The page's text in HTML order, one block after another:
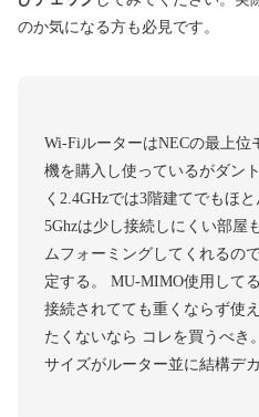
のか気になる方も必見です。
Wi-FiルーターはNECの最上位
機を購入し使っているがダン
く2.4GHzでは3階建てでもほ
5Ghzは少し接続しにくい部屋
ムフォーミングしてくれるの
定する。 MU-MIMO使用して
接続されてても重くならず使
たくないなら コレを買うべき
サイズがルーター並に結構デ